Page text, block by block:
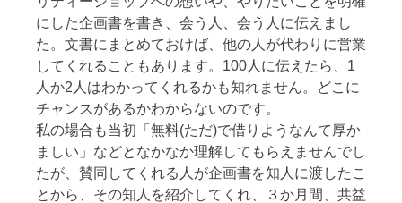
にした企画書を書き、会う人、会う人に伝えまし
た。文書にまとめておけば、他の人が代わりに営業
してくれることもあります。100人に伝えたら、1
人か2人はわかってくれるかも知れません。どこに
チャンスがあるかわからないのです。
私の場合も当初「無料(ただ)で借りようなんて厚か
ましい」などとなかなか理解してもらえませんでし
たが、賛同してくれる人が企画書を知人に渡したこ
とから、その知人を紹介してくれ、３か月間、共益